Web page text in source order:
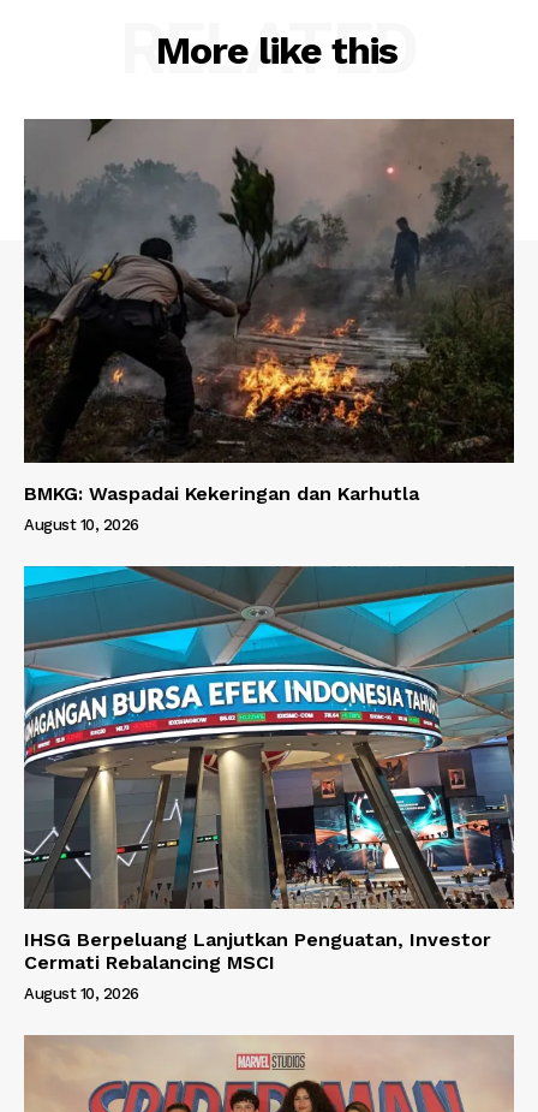
More like this
RELATED
BMKG: Waspadai Kekeringan dan Karhutla
August 10, 2026
IHSG Berpeluang Lanjutkan Penguatan, Investor
Cermati Rebalancing MSCI
August 10, 2026